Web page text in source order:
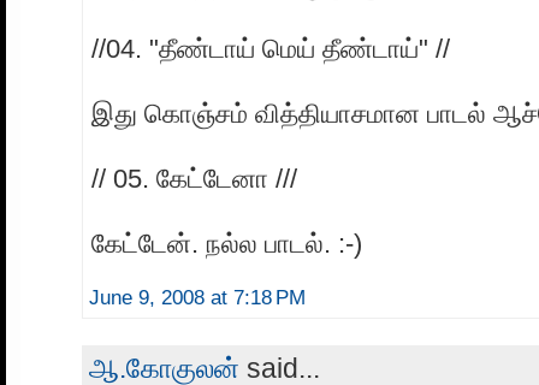
//04. "தீண்டாய் மெய் தீண்டாய்" //
இது கொஞ்சம் வித்தியாசமான பாடல்
// 05. கேட்டேனா ///
கேட்டேன். நல்ல பாடல். :-)
June 9, 2008 at 7:18 PM
ஆ.கோகுலன் said...